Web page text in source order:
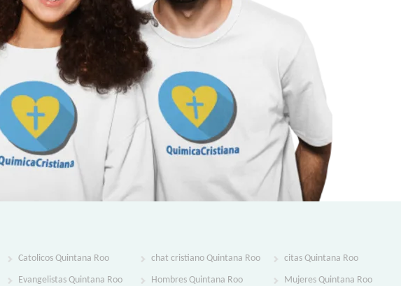
Catolicos Quintana Roo chat cristiano Quintana Roo citas Quintana Roo
Evangelistas Quintana Roo Hombres Quintana Roo Mujeres Quintana Roo